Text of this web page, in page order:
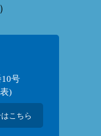
号
)
こちら